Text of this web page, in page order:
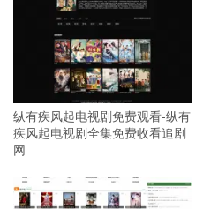
纵有疾风起电视剧免费观看-纵有
疾风起电视剧全集免费收看追剧
网